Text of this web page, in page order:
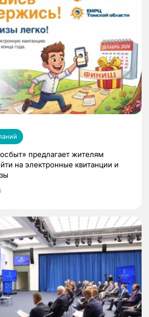
предлагает жителям
на электронные квитанции и